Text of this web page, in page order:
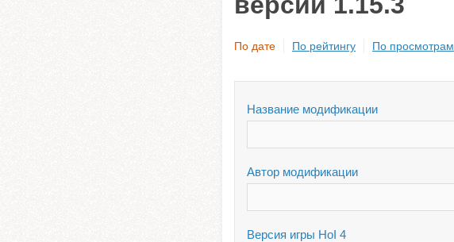
По дате По рейтингу По просмотрам
Название модификации
Автор модификации
Версия игры HoI 4